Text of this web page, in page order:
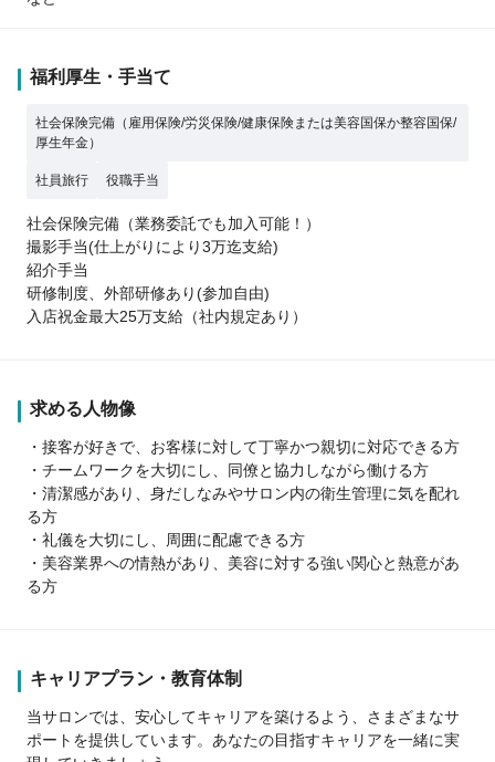
福利厚生・手当て
社会保険完備（雇用保険/労災保険/健康保険または美容国保か整容国保/
厚生年金）
社員旅行 役職手当
社会保険完備（業務委託でも加入可能！）
撮影手当(仕上がりにより3万迄支給)
紹介手当
研修制度、外部研修あり(参加自由)
入店祝金最大25万支給（社内規定あり）
求める人物像
・接客が好きで、お客様に対して丁寧かつ親切に対応できる方
・チームワークを大切にし、同僚と協力しながら働ける方
・清潔感があり、身だしなみやサロン内の衛生管理に気を配れ
る方
・礼儀を大切にし、周囲に配慮できる方
・美容業界への情熱があり、美容に対する強い関心と熱意があ
る方
キャリアプラン・教育体制
当サロンでは、安心してキャリアを築けるよう、さまざまなサ
ポートを提供しています。あなたの目指すキャリアを一緒に実